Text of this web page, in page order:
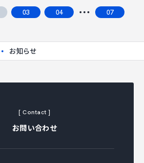
03 04 07
お知らせ
[ Contact ]
お問い合わせ